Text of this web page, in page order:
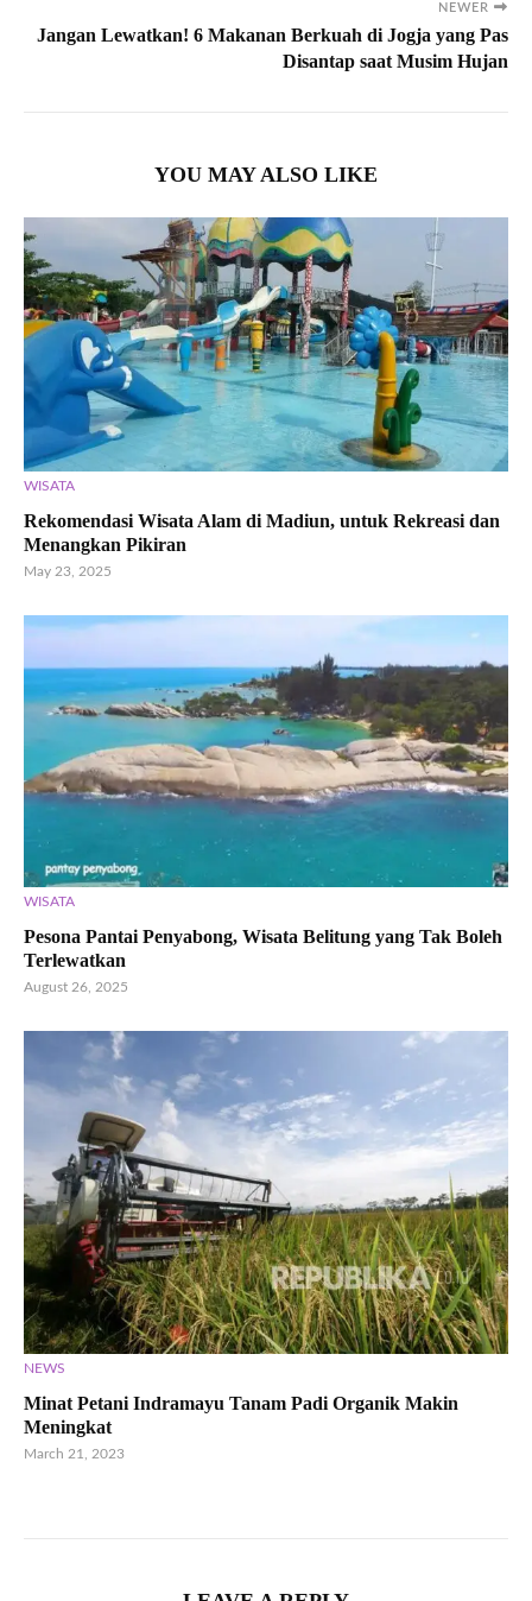
NEWER
Jangan Lewatkan! 6 Makanan Berkuah di Jogja yang Pas
Disantap saat Musim Hujan
YOU MAY ALSO LIKE
WISATA
Rekomendasi Wisata Alam di Madiun, untuk Rekreasi dan
Menangkan Pikiran
May 23, 2025
WISATA
Pesona Pantai Penyabong, Wisata Belitung yang Tak Boleh
Terlewatkan
August 26, 2025
NEWS
Minat Petani Indramayu Tanam Padi Organik Makin
Meningkat
March 21, 2023